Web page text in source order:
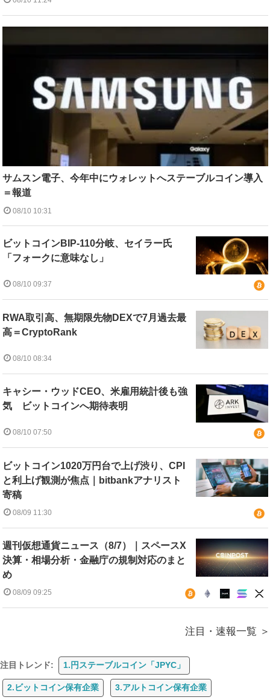
サムスン電子、今年中にウォレットへステーブルコイン導入
＝報道
08/10 10:31
ビットコインBIP-110分岐、セイラー氏
「フォークに意味なし」
08/10 09:37
RWA取引高、無期限先物DEXで7月過去最
高＝CryptoRank
08/10 08:34
キャシー・ウッドCEO、米雇用統計後も強
気 ビットコインへ期待表明
08/10 07:50
ビットコイン1020万円台で上げ渋り、CPI
と利上げ観測が焦点｜bitbankアナリスト
寄稿
08/09 11:30
週刊仮想通貨ニュース（8/7）｜スペースX
決算・相場分析・金融庁の規制対応のまと
め
08/09 09:25
注目・速報一覧
注目トレンド: 1.円ステーブルコイン「JPYC」
2.ビットコイン保有企業 3.アルトコイン保有企業